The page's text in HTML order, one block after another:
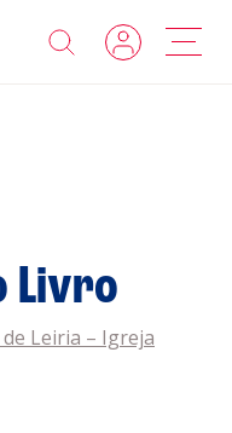
Livro
Leiria – Igreja